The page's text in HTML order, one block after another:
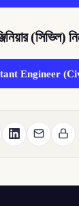
Engineer